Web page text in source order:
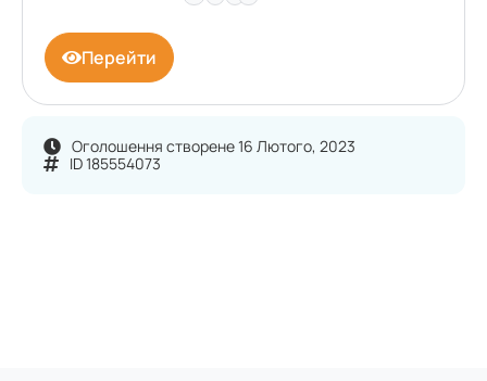
Оголошення створене 16 Лютого, 2023
ID 185554073
Перейти